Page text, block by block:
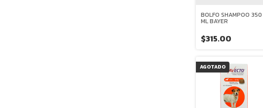
BOLFO SHAMPOO 350
ML BAYER
$315.00
AGOTADO